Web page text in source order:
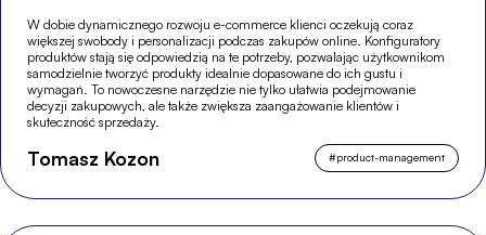
W dobie dynamicznego rozwoju e-commerce klienci oczekują coraz
większej swobody i personalizacji podczas zakupów online. Konfiguratory
produktów stają się odpowiedzią na te potrzeby, pozwalając użytkownikom
samodzielnie tworzyć produkty idealnie dopasowane do ich gustu i
wymagań. To nowoczesne narzędzie nie tylko ułatwia podejmowanie
decyzji zakupowych, ale także zwiększa zaangażowanie klientów i
skuteczność sprzedaży.
Tomasz Kozon #product-management